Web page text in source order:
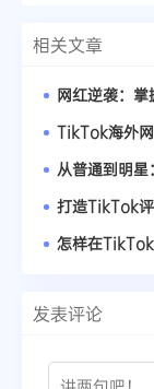
相关文章
网红逆袭：
TikTok海外
从普通到明
打造TikTok
怎样在
发表评论